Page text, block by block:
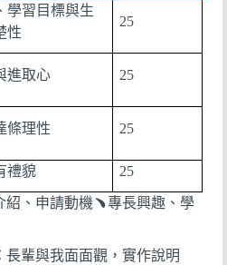
學習目標與生
性
25
進取心 25
條理性 25
禮貌 25
紹、申請動機 ﹅專長興趣、學
長輩與我面面觀，實作說明